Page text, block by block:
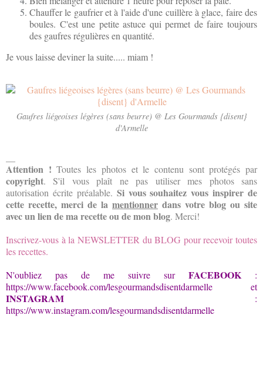
Chauffer le gaufrier et à l'aide d'une cuillère à glace, faire des
boules. C'est une petite astuce qui permet de faire toujours
des gaufres régulières en quantité.
Je vous laisse deviner la suite..... miam !
Gaufres liégeoises légères (sans beurre) @ Les Gourmands {disent}
d'Armelle
Attention !Toutes les photos et le contenu sont protégés par
copyright. S'il vous plaît ne pas utiliser mes photos
sans
autorisation écrite préalable. Si vous souhaitez vous inspirer de
cette recette, merci de la mentionner dans votre blog ou site
avec un lien de ma recette ou de mon blog. Merci!
Inscrivez-vous à la NEWSLETTER du BLOG pour recevoir toutes
les recettes.
N'oubliez pas de me suivre sur FACEBOOK :
https://www.facebook.com/lesgourmandsdisentdarmelle et
INSTAGRAM :
https://www.instagram.com/lesgourmandsdisentdarmelle